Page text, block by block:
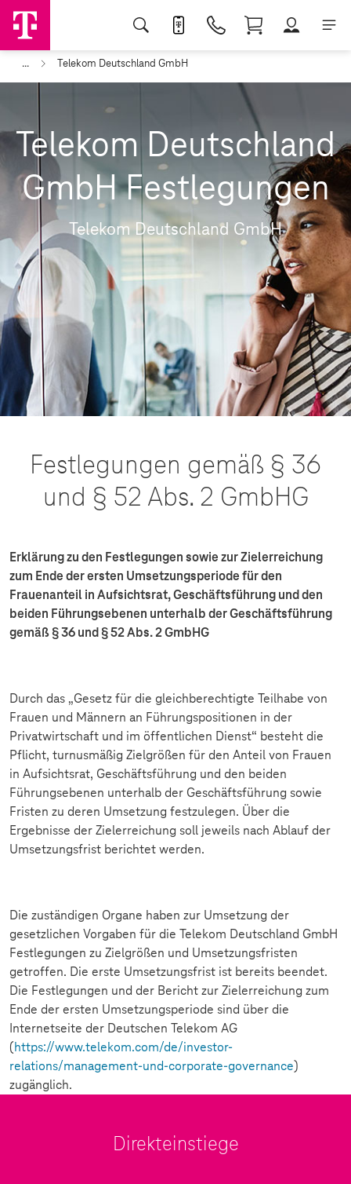
... Telekom Deutschland GmbH
Telekom Deutschland
GmbH Festlegungen
Telekom Deutschland GmbH
Festlegungen gemäß § 36
und § 52 Abs. 2 GmbHG
Erklärung zu den Festlegungen sowie zur Zielerreichung
zum Ende der ersten Umsetzungsperiode für den
Frauenanteil in Aufsichtsrat, Geschäftsführung und den
beiden Führungsebenen unterhalb der Geschäftsführung
gemäß § 36 und § 52 Abs. 2 GmbHG
Durch das „Gesetz für die gleichberechtigte Teilhabe von
Frauen und Männern an Führungspositionen in der
Privatwirtschaft und im öffentlichen Dienst“ besteht die
Pflicht, turnusmäßig Zielgrößen für den Anteil von Frauen
in Aufsichtsrat, Geschäftsführung und den beiden
Führungsebenen unterhalb der Geschäftsführung sowie
Fristen zu deren Umsetzung festzulegen. Über die
Ergebnisse der Zielerreichung soll jeweils nach Ablauf der
Umsetzungsfrist berichtet werden.
Die zuständigen Organe haben zur Umsetzung der
gesetzlichen Vorgaben für die Telekom Deutschland GmbH
Festlegungen zu Zielgrößen und Umsetzungsfristen
getroffen. Die erste Umsetzungsfrist ist bereits beendet.
Die Festlegungen und der Bericht zur Zielerreichung zum
Ende der ersten Umsetzungsperiode sind über die
Internetseite der Deutschen Telekom AG
(https://www.telekom.com/de/investor-
relations/management-und-corporate-governance)
zugänglich.
Direkteinstiege